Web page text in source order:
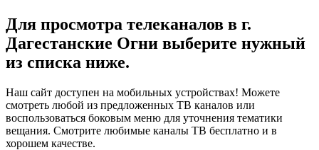
Для просмотра телеканалов в г.
Дагестанские Огни выберите нужный
из списка ниже.
Наш сайт доступен на мобильных устройствах! Можете
смотреть любой из предложенных ТВ каналов или
воспользоваться боковым меню для уточнения тематики
вещания. Смотрите любимые каналы ТВ бесплатно и в
хорошем качестве.